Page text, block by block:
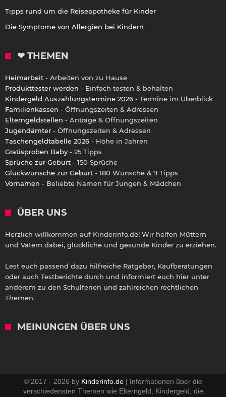
Tipps rund um die Reiseapotheke für Kinder
Die Symptome von Allergien bei Kindern
❤ THEMEN
Heimarbeit - Arbeiten von zu Hause
Produkttester werden - Einfach testen & behalten
Kindergeld Auszahlungstermine 2026 - Termine im Überblick
Familienkassen - Öffnungszeiten & Adressen
Elterngeldstellen - Anträge & Öffnungszeiten
Jugendämter - Öffnungszeiten & Adressen
Taschengeldtabelle 2026 - Höhe in Jahren
Gratisproben Baby - 25 Tipps
Sprüche zur Geburt - 150 Sprüche
Glückwünsche zur Geburt - 180 Wünsche & 9 Tipps
Vornamen - Beliebte Namen für Jungen & Mädchen
ÜBER UNS
Herzlich willkommen auf Kinderinfo.de! Wir helfen Müttern
und Vätern dabei, glückliche und gesunde Kinder zu erziehen.
Lest euch passend dazu hilfreiche Ratgeber, Kaufberatungen
oder auch Testberichte durch und informiert euch hier unter
anderem zu den Schulferien und zahlreichen rechtlichen
Themen.
MEINUNGEN ÜBER UNS
© 2017 - 2026 by Kinderinfo.de | Informationen über die
verschiedensten Themen wie Elterngeld, Kindergeld, die